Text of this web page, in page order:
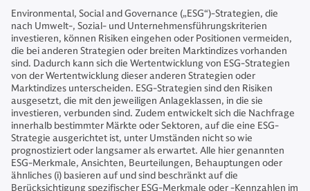
Environmental, Social and Governance („ESG“)-Strategien, die
nach Umwelt-, Sozial- und Unternehmensführungskriterien
investieren, können Risiken eingehen oder Positionen vermeiden,
die bei anderen Strategien oder breiten Marktindizes vorhanden
sind. Dadurch kann sich die Wertentwicklung von ESG-Strategien
von der Wertentwicklung dieser anderen Strategien oder
Marktindizes unterscheiden. ESG-Strategien sind den Risiken
ausgesetzt, die mit den jeweiligen Anlageklassen, in die sie
investieren, verbunden sind. Zudem entwickelt sich die Nachfrage
innerhalb bestimmter Märkte oder Sektoren, auf die eine ESG-
Strategie ausgerichtet ist, unter Umständen nicht so wie
prognostiziert oder langsamer als erwartet. Alle hier genannten
ESG-Merkmale, Ansichten, Beurteilungen, Behauptungen oder
ähnliches (i) basieren auf und sind beschränkt auf die
Berücksichtigung spezifischer ESG-Merkmale oder -Kennzahlen im